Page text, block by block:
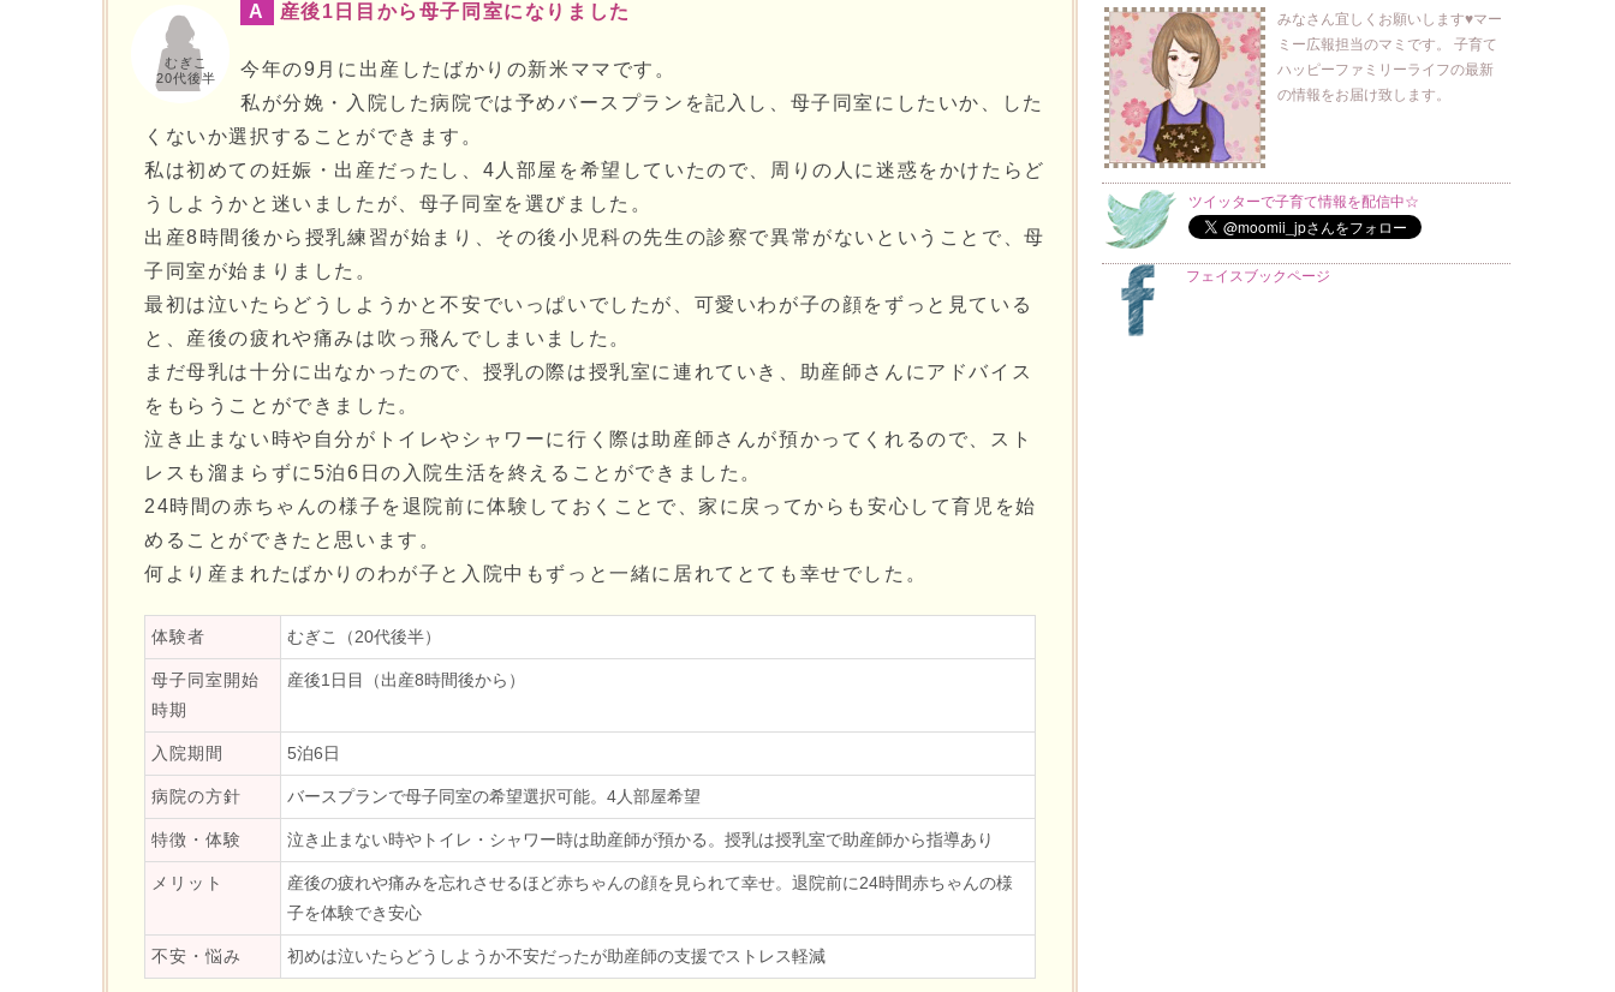
むぎこ
20代後半
A 産後1日目から母子同室になりました
今年の9月に出産したばかりの新米ママです。
私が分娩・入院した病院では予めバースプランを記入し、母子同室にしたいか、した
くないか選択することができます。
私は初めての妊娠・出産だったし、4人部屋を希望していたので、周りの人に迷惑をかけたらど
うしようかと迷いましたが、母子同室を選びました。
出産8時間後から授乳練習が始まり、その後小児科の先生の診察で異常がないということで、母
子同室が始まりました。
最初は泣いたらどうしようかと不安でいっぱいでしたが、可愛いわが子の顔をずっと見ている
と、産後の疲れや痛みは吹っ飛んでしまいました。
まだ母乳は十分に出なかったので、授乳の際は授乳室に連れていき、助産師さんにアドバイス
をもらうことができました。
泣き止まない時や自分がトイレやシャワーに行く際は助産師さんが預かってくれるので、スト
レスも溜まらずに5泊6日の入院生活を終えることができました。
24時間の赤ちゃんの様子を退院前に体験しておくことで、家に戻ってからも安心して育児を始
めることができたと思います。
何より産まれたばかりのわが子と入院中もずっと一緒に居れてとても幸せでした。
体験者 むぎこ（20代後半）
母子同室開始
時期
産後1日目（出産8時間後から）
入院期間 5泊6日
病院の方針 バースプランで母子同室の希望選択可能。4人部屋希望
特徴・体験 泣き止まない時やトイレ・シャワー時は助産師が預かる。授乳は授乳室で助産師から指導あり
メリット
産後の疲れや痛みを忘れさせるほど赤ちゃんの顔を見られて幸せ。退院前に24時間赤ちゃんの様
子を体験でき安心
不安・悩み 初めは泣いたらどうしようか不安だったが助産師の支援でストレス軽減
みなさん宜しくお願いします♥マー
ミー広報担当のマミです。 子育て
ハッピーファミリーライフの最新
の情報をお届け致します。
ツイッターで子育て情報を配信中☆
フェイスブックページ